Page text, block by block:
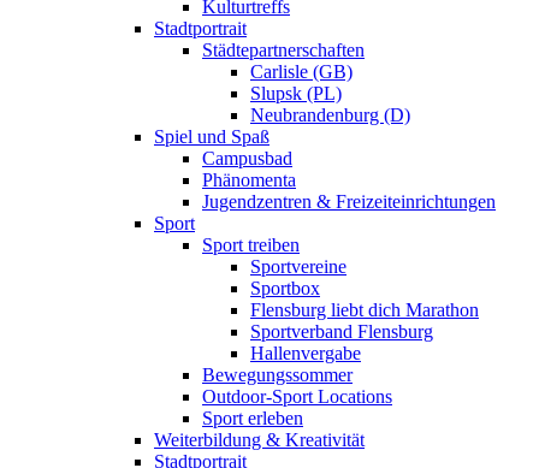
Kulturtreffs
Stadtportrait
Städtepartnerschaften
Carlisle (GB)
Slupsk (PL)
Neubrandenburg (D)
Spiel und Spaß
Campusbad
Phänomenta
Jugendzentren & Freizeiteinrichtungen
Sport
Sport treiben
Sportvereine
Sportbox
Flensburg liebt dich Marathon
Sportverband Flensburg
Hallenvergabe
Bewegungssommer
Outdoor-Sport Locations
Sport erleben
Weiterbildung & Kreativität
Stadtportrait